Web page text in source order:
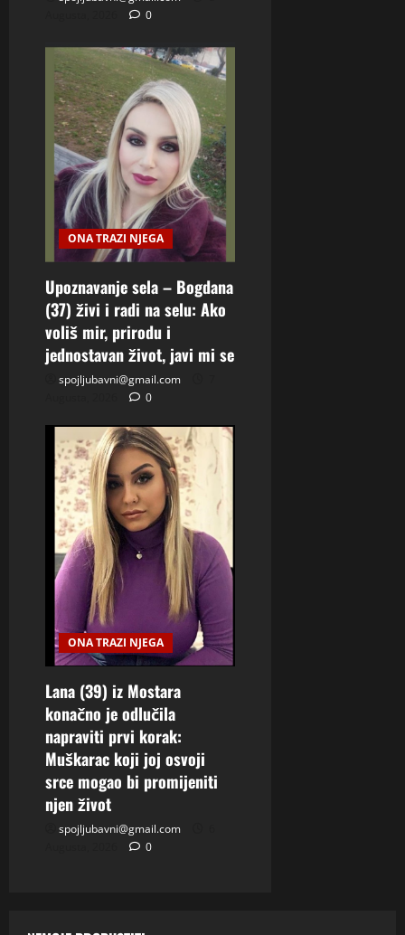
0
ONA TRAZI NJEGA
Upoznavanje sela – Bogdana
(37) živi i radi na selu: Ako
voliš mir, prirodu i
jednostavan život, javi mi se
spojljubavni@gmail.com
0
ONA TRAZI NJEGA
Lana (39) iz Mostara
konačno je odlučila
napraviti prvi korak:
Muškarac koji joj osvoji
srce mogao bi promijeniti
njen život
spojljubavni@gmail.com
0